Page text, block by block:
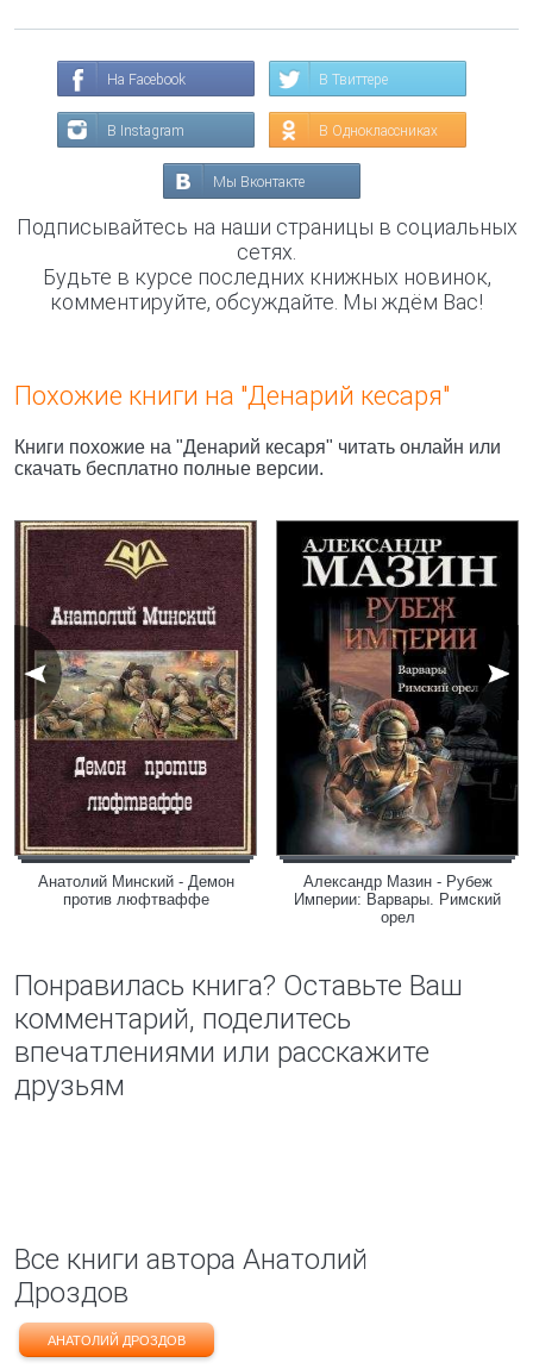
На Facebook В Твиттере
В Instagram В Одноклассниках
Мы Вконтакте
Подписывайтесь на наши страницы в социальных
сетях.
Будьте в курсе последних книжных новинок,
комментируйте, обсуждайте. Мы ждём Вас!
Похожие книги на "Денарий кесаря"
Книги похожие на "Денарий кесаря" читать онлайн или
скачать бесплатно полные версии.
Анатолий Минский - Демон
против люфтваффе
Александр Мазин - Рубеж
Империи: Варвары. Римский
орел
Понравилась книга? Оставьте Ваш
комментарий, поделитесь
впечатлениями или расскажите
друзьям
Все книги автора Анатолий
Дроздов
АНАТОЛИЙ ДРОЗДОВ